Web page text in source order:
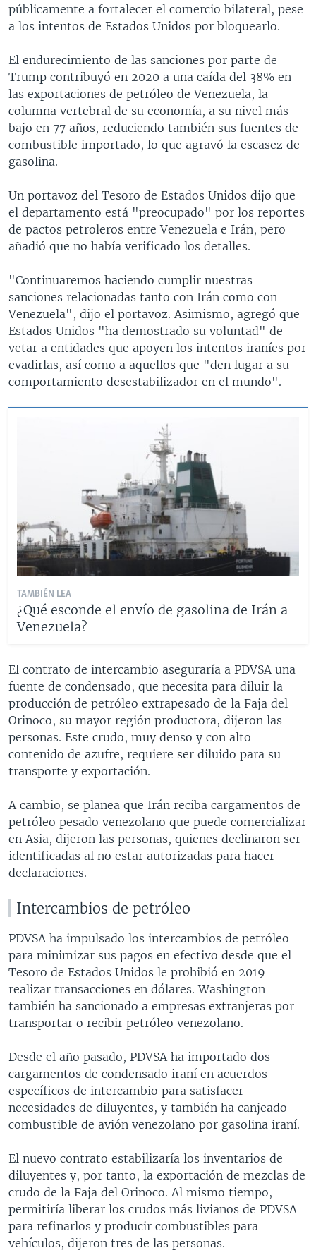
públicamente a fortalecer el comercio bilateral, pese
a los intentos de Estados Unidos por bloquearlo.
El endurecimiento de las sanciones por parte de
Trump contribuyó en 2020 a una caída del 38% en
las exportaciones de petróleo de Venezuela, la
columna vertebral de su economía, a su nivel más
bajo en 77 años, reduciendo también sus fuentes de
combustible importado, lo que agravó la escasez de
gasolina.
Un portavoz del Tesoro de Estados Unidos dijo que
el departamento está "preocupado" por los reportes
de pactos petroleros entre Venezuela e Irán, pero
añadió que no había verificado los detalles.
"Continuaremos haciendo cumplir nuestras
sanciones relacionadas tanto con Irán como con
Venezuela", dijo el portavoz. Asimismo, agregó que
Estados Unidos "ha demostrado su voluntad" de
vetar a entidades que apoyen los intentos iraníes por
evadirlas, así como a aquellos que "den lugar a su
comportamiento desestabilizador en el mundo".
TAMBIÉN LEA
¿Qué esconde el envío de gasolina de Irán a
Venezuela?
El contrato de intercambio aseguraría a PDVSA una
fuente de condensado, que necesita para diluir la
producción de petróleo extrapesado de la Faja del
Orinoco, su mayor región productora, dijeron las
personas. Este crudo, muy denso y con alto
contenido de azufre, requiere ser diluido para su
transporte y exportación.
A cambio, se planea que Irán reciba cargamentos de
petróleo pesado venezolano que puede comercializar
en Asia, dijeron las personas, quienes declinaron ser
identificadas al no estar autorizadas para hacer
declaraciones.
Intercambios de petróleo
PDVSA ha impulsado los intercambios de petróleo
para minimizar sus pagos en efectivo desde que el
Tesoro de Estados Unidos le prohibió en 2019
realizar transacciones en dólares. Washington
también ha sancionado a empresas extranjeras por
transportar o recibir petróleo venezolano.
Desde el año pasado, PDVSA ha importado dos
cargamentos de condensado iraní en acuerdos
específicos de intercambio para satisfacer
necesidades de diluyentes, y también ha canjeado
combustible de avión venezolano por gasolina iraní.
El nuevo contrato estabilizaría los inventarios de
diluyentes y, por tanto, la exportación de mezclas de
crudo de la Faja del Orinoco. Al mismo tiempo,
permitiría liberar los crudos más livianos de PDVSA
para refinarlos y producir combustibles para
vehículos, dijeron tres de las personas.